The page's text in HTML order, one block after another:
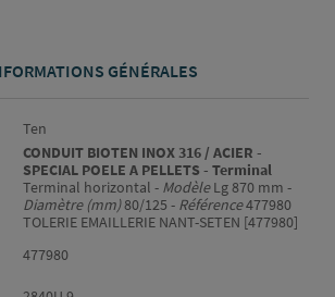
GÉNÉRALES
Ten
CONDUIT BIOTEN INOX 316 / ACIER -
SPECIAL POELE A PELLETS - Terminal
Terminal horizontal - ModèleLg 870 mm -
Diamètre (mm)80/125 - Référence477980
TOLERIE EMAILLERIE NANT-SETEN [477980]
477980